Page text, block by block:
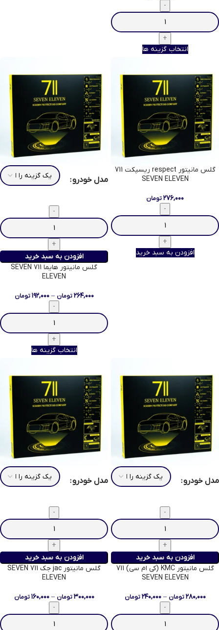
انتخاب گزینه ها
گلس مانیتور respect ریسپکت 711
SEVEN ELEVEN
۲۷۶,۰۰۰تومان
افزودن به سبد خرید
مدل خودرو
افزودن به سبد خرید
گلس مانیتور هایما 711 SEVEN
ELEVEN
۲۶۴,۰۰۰ تومان – ۱۹۲,۰۰۰ تومان
انتخاب گزینه ها
مدل خودرو
افزودن به سبد خرید
گلس مانیتور KMC (کی ام سی) 711
SEVEN ELEVEN
۲۸۰,۰۰۰ تومان – ۲۴۰,۰۰۰ تومان
مدل خودرو
افزودن به سبد خرید
گلس مانیتور jac جک 711 SEVEN
ELEVEN
۳۰۰,۰۰۰ تومان – ۱۶۰,۰۰۰ تومان